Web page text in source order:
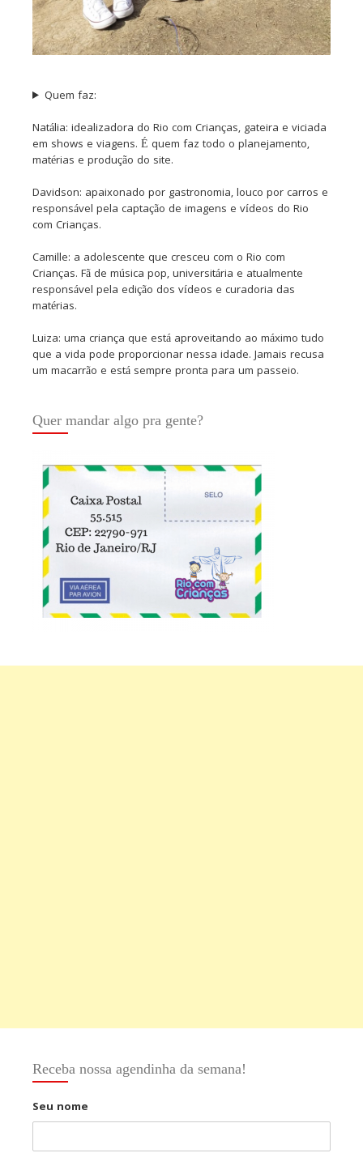
Quem faz:
Natália: idealizadora do Rio com Crianças, gateira e viciada
em shows e viagens. É quem faz todo o planejamento,
matérias e produção do site.
Davidson: apaixonado por gastronomia, louco por carros e
responsável pela captação de imagens e vídeos do Rio
com Crianças.
Camille: a adolescente que cresceu com o Rio com
Crianças. Fã de música pop, universitária e atualmente
responsável pela edição dos vídeos e curadoria das
matérias.
Luiza: uma criança que está aproveitando ao máximo tudo
que a vida pode proporcionar nessa idade. Jamais recusa
um macarrão e está sempre pronta para um passeio.
Quer mandar algo pra gente?
Receba nossa agendinha da semana!
Seu nome